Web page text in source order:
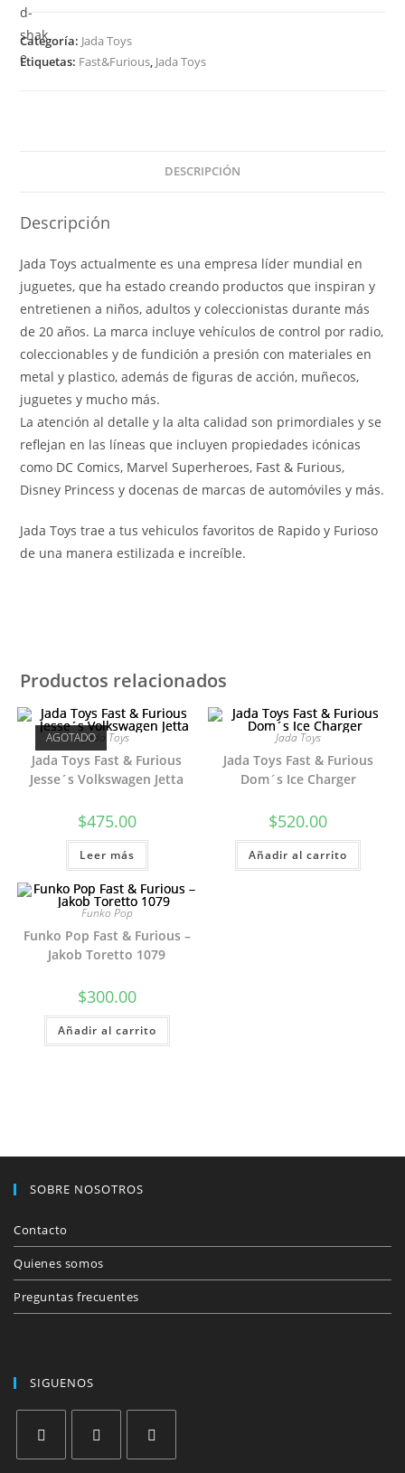
Fast
&
Furious
Categoría: Jada Toys
Etiquetas: Fast&Furious, Jada Toys
DESCRIPCIÓN
Descripción
Jada Toys actualmente es una empresa líder mundial en
juguetes, que ha estado creando productos que inspiran y
entretienen a niños, adultos y coleccionistas durante más
de 20 años. La marca incluye vehículos de control por radio,
coleccionables y de fundición a presión con materiales en
metal y plastico, además de figuras de acción, muñecos,
juguetes y mucho más.
La atención al detalle y la alta calidad son primordiales y se
reflejan en las líneas que incluyen propiedades icónicas
como DC Comics, Marvel Superheroes, Fast & Furious,
Disney Princess y docenas de marcas de automóviles y más.
Jada Toys trae a tus vehiculos favoritos de Rapido y Furioso
de una manera estilizada e increíble.
Productos relacionados
AGOTADOJada Toys
Jada Toys Fast & Furious
Jesse´s Volkswagen Jetta
$475.00
Leer más
Jada Toys
Jada Toys Fast & Furious
Dom´s Ice Charger
$520.00
Añadir al carrito
Funko Pop
Funko Pop Fast & Furious –
Jakob Toretto 1079
$300.00
Añadir al carrito
SOBRE NOSOTROS
Contacto
Quienes somos
Preguntas frecuentes
SIGUENOS